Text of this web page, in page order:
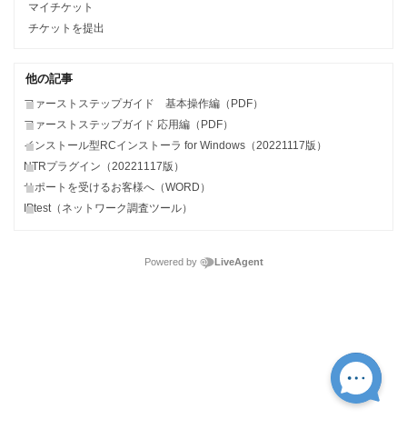
マイチケット
チケットを提出
他の記事
ファーストステップガイド 基本操作編（PDF）
ファーストステップガイド 応用編（PDF）
インストール型RCインストーラ for Windows（20221117版）
NTRプラグイン（20221117版）
サポートを受けるお客様へ（WORD）
IPtest（ネットワーク調査ツール）
Powered by LiveAgent